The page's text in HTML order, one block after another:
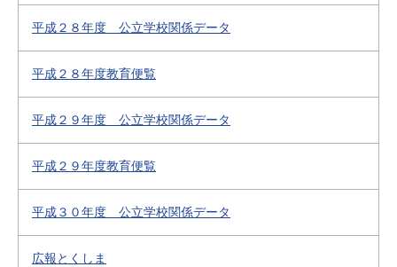
平成２８年度 公立学校関係データ
平成２８年度教育便覧
平成２９年度 公立学校関係データ
平成２９年度教育便覧
平成３０年度 公立学校関係データ
広報とくしま